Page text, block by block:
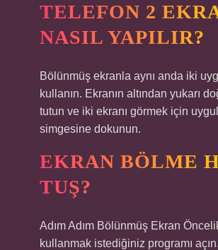
TELEFON 2
NASIL YAPILIR?
Bölünmüş ekranla aynı anda iki
kullanın. Ekranın altından yukarı
tutun ve iki ekranı görmek için
simgesine dokunun.
EKRAN BÖLME
TUŞ?
Adım Adım Bölünmüş Ekran
kullanmak istediğiniz programı